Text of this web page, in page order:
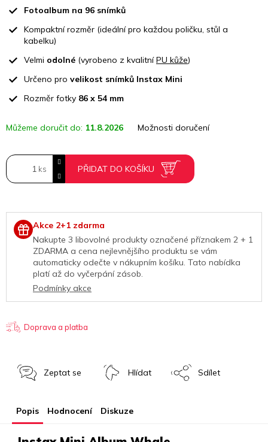
cena:
Můžeme doručit do: 11.8.2026 Možnosti doručení
PŘIDAT DO KOŠÍKU
Akce 2+1 zdarma
Nakupte 3 libovolné produkty označené příznakem 2 + 1
ZDARMA a cena nejlevnějšího produktu se vám
automaticky odečte v nákupním košíku. Tato nabídka
platí až do vyčerpání zásob.
Podmínky akce
Fotoalbum na 96 snímků
Kompaktní rozměr (ideální pro každou poličku, stůl a
kabelku)
Velmi odolné (vyrobeno z kvalitníPU kůže)
Určeno pro velikost snímků Instax Mini
Rozměr fotky 86 x 54 mm
Doprava a platba
Zeptat se Hlídat Sdílet
Popis Hodnocení Diskuze